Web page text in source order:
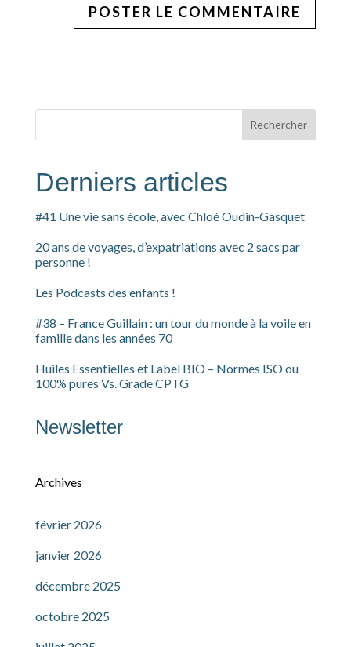
Rechercher
Derniers articles
#41 Une vie sans école, avec Chloé Oudin-Gasquet
20 ans de voyages, d’expatriations avec 2 sacs par
personne !
Les Podcasts des enfants !
#38 – France Guillain : un tour du monde à la voile en
famille dans les années 70
Huiles Essentielles et Label BIO – Normes ISO ou
100% pures Vs. Grade CPTG
Newsletter
Archives
février 2026
janvier 2026
décembre 2025
octobre 2025